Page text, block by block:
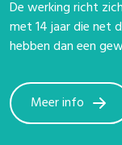
De werking richt
met 14 jaar die net
hebben dan een
Meer info